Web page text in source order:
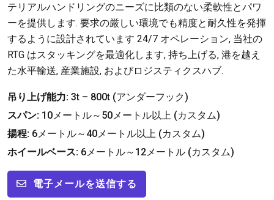
テリアルハンドリングのニーズに比類のない柔軟性とパワ
ーを提供します. 要求の厳しい環境でも精度と耐久性を発揮
するように設計されています 24/7 オペレーション, 当社の
RTG はスタッキングを最適化します, 持ち上げる, 港を越え
た水平輸送, 産業施設, およびロジスティクスハブ.
吊り上げ能力: 3t – 800t (アンダーフック)
スパン: 10メートル～50メートル以上 (カスタム)
揚程: 6メートル～40メートル以上 (カスタム)
ホイールベース: 6メートル～12メートル (カスタム)
電子メールを送信する